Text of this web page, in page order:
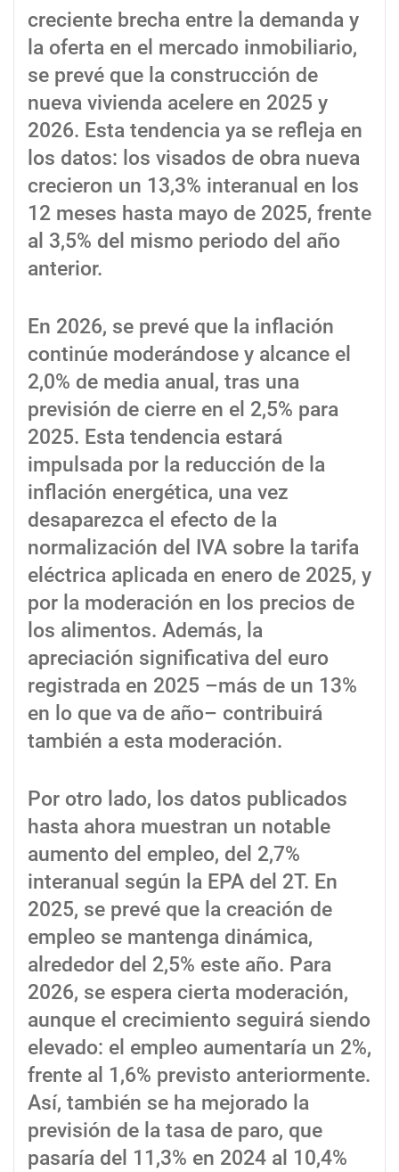
creciente brecha entre la demanda y
la oferta en el mercado inmobiliario,
se prevé que la construcción de
nueva vivienda acelere en 2025 y
2026. Esta tendencia ya se refleja en
los datos: los visados de obra nueva
crecieron un 13,3% interanual en los
12 meses hasta mayo de 2025, frente
al 3,5% del mismo periodo del año
anterior.
En 2026, se prevé que la inflación
continúe moderándose y alcance el
2,0% de media anual, tras una
previsión de cierre en el 2,5% para
2025. Esta tendencia estará
impulsada por la reducción de la
inflación energética, una vez
desaparezca el efecto de la
normalización del IVA sobre la tarifa
eléctrica aplicada en enero de 2025, y
por la moderación en los precios de
los alimentos. Además, la
apreciación significativa del euro
registrada en 2025 –más de un 13%
en lo que va de año– contribuirá
también a esta moderación.
Por otro lado, los datos publicados
hasta ahora muestran un notable
aumento del empleo, del 2,7%
interanual según la EPA del 2T. En
2025, se prevé que la creación de
empleo se mantenga dinámica,
alrededor del 2,5% este año. Para
2026, se espera cierta moderación,
aunque el crecimiento seguirá siendo
elevado: el empleo aumentaría un 2%,
frente al 1,6% previsto anteriormente.
Así, también se ha mejorado la
previsión de la tasa de paro, que
pasaría del 11,3% en 2024 al 10,4%